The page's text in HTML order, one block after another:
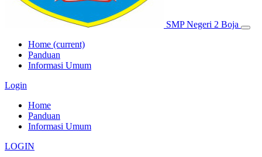
SMP Negeri 2 Boja
Home (current)
Panduan
Informasi Umum
Login
Home
Panduan
Informasi Umum
LOGIN